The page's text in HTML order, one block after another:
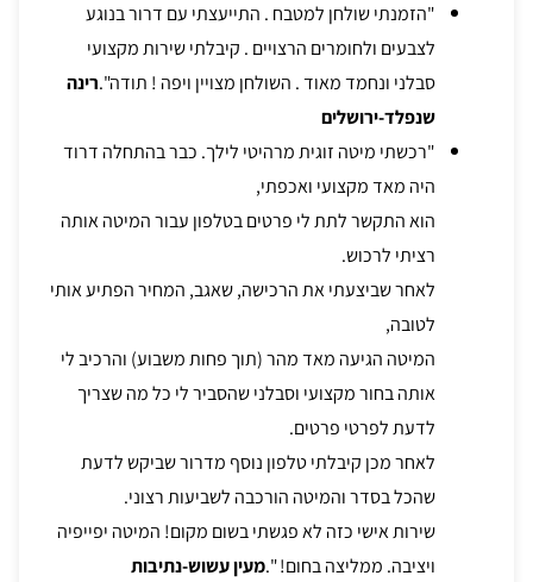
"הזמנתי שולחן למטבח . התייעצתי עם דרור בנוגע
לצבעים ולחומרים הרצויים . קיבלתי שירות מקצועי
סבלני ונחמד מאוד . השולחן מצויין ויפה ! תודה".רינה
שנפלד-ירושלים
"רכשתי מיטה זוגית מרהיטי לילך. כבר בהתחלה דרוד
היה מאד מקצועי ואכפתי,
הוא התקשר לתת לי פרטים בטלפון עבור המיטה אותה
רציתי לרכוש.
לאחר שביצעתי את הרכישה, שאגב, המחיר הפתיע אותי
לטובה,
המיטה הגיעה מאד מהר (תוך פחות משבוע) והרכיב לי
אותה בחור מקצועי וסבלני שהסביר לי כל מה שצריך
לדעת לפרטי פרטים.
לאחר מכן קיבלתי טלפון נוסף מדרור שביקש לדעת
שהכל בסדר והמיטה הורכבה לשביעות רצוני.
שירות אישי כזה לא פגשתי בשום מקום! המיטה יפייפיה
ויציבה. ממליצה בחום! ".מעין עשוש-נתיבות